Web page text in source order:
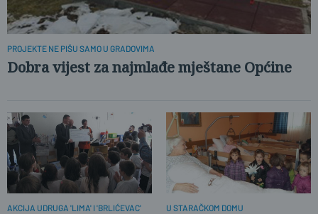
PROJEKTE NE PIŠU SAMO U GRADOVIMA
Dobra vijest za najmlađe mještane Općine
AKCIJA UDRUGA 'LIMA' I 'BRLIĆEVAC' U STARAČKOM DOMU